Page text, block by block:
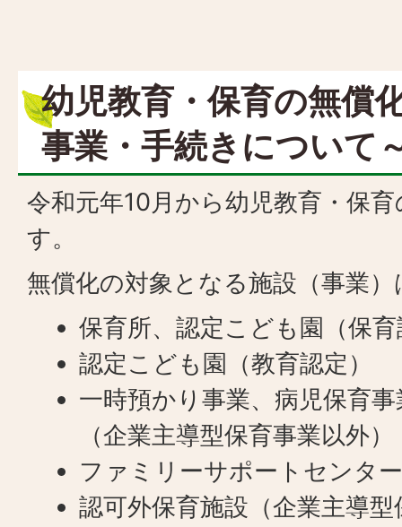
幼児教育・保育の無償
事業・手続きについて
令和元年10月から幼児教育・保
す。
無償化の対象となる施設（事業
保育所、認定こども園（保
認定こども園（教育認定）
一時預かり事業、病児保育
（企業主導型保育事業以外）
ファミリーサポートセンタ
認可外保育施設（企業主導